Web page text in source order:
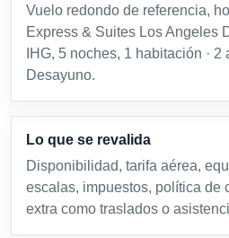
Vuelo redondo de referencia,
Express & Suites Los Angeles
IHG, 5 noches, 1 habitación · 2
Desayuno.
Lo que se revalida
Disponibilidad, tarifa aérea,
escalas, impuestos, política de
extra como traslados o